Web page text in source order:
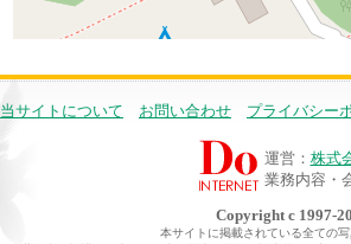
当サイトについて お問い合わせ プライバシー
運営： 株式
業務内容・
Copyright c 1997-
本サイトに掲載されている全ての